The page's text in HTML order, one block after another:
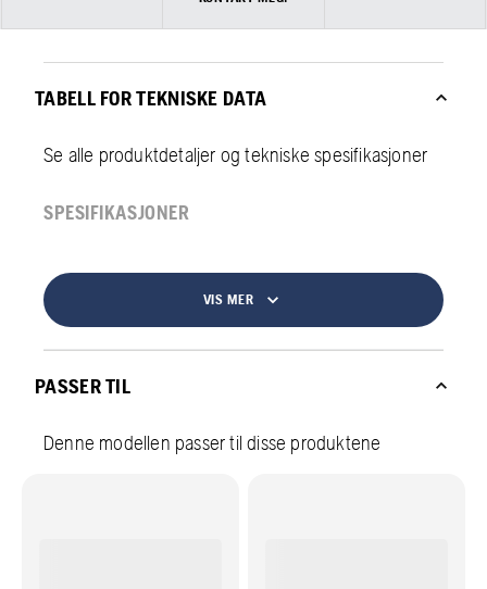
TABELL FOR TEKNISKE DATA
Se alle produktdetaljer og tekniske spesifikasjoner
SPESIFIKASJONER
VIS MER
PASSER TIL
Denne modellen passer til disse produktene